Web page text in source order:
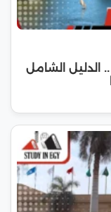
الجامعات المعتمدة في مصر 2026 .. الدليل الشامل